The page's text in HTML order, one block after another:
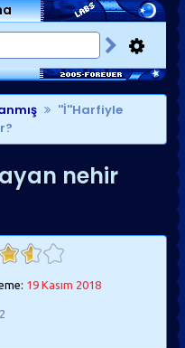
''İ''Harfiyle
nehir
19 Kasım 2018
2